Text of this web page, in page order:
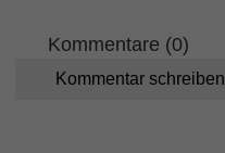
Kommentare (0)
Kommentar schreiben